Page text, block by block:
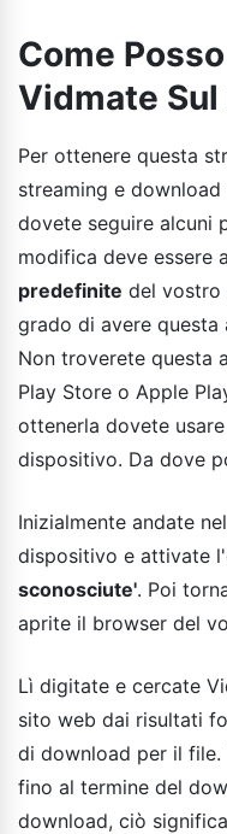
Come
Vidmate
Per ottenere questa
streaming e
dovete seguire alcuni
modifica deve essere
predefinite del vostro
grado di avere
Non troverete questa
Play Store o Apple
ottenerla dovete
dispositivo. Da dove
Inizialmente andate
dispositivo e attivate
sconosciute'. Poi
aprite il browser del
Lì digitate e cercate
sito web dai risultati
di download per il
fino al termine del
download, ciò